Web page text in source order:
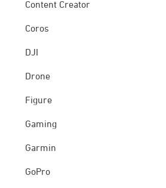
Content Creator
Coros
DJI
Drone
Figure
Gaming
Garmin
GoPro